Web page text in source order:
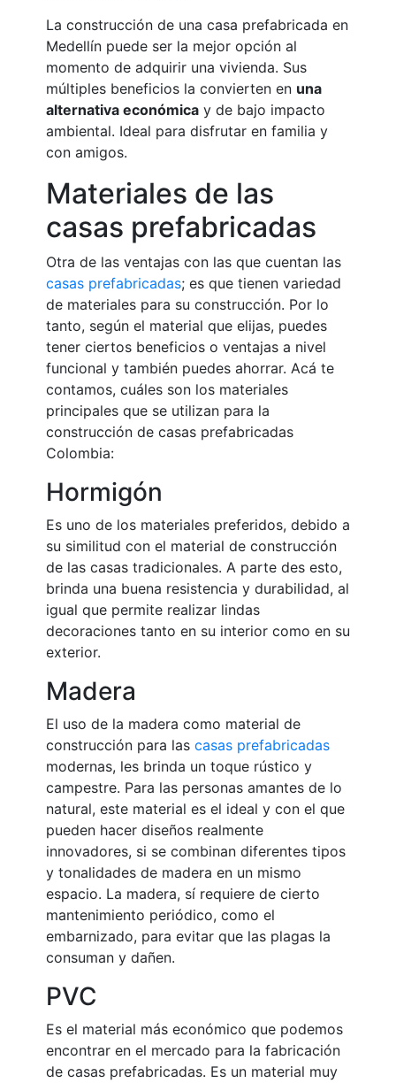
La construcción de una casa prefabricada en
Medellín puede ser la mejor opción al
momento de adquirir una vivienda. Sus
múltiples beneficios la convierten en una
alternativa económicay de bajo impacto
ambiental. Ideal para disfrutar en familia y
con amigos.
Materiales de las
casas prefabricadas
Otra de las ventajas con las que cuentan las
casas prefabricadas; es que tienen variedad
de materiales para su construcción. Por lo
tanto, según el material que elijas, puedes
tener ciertos beneficios o ventajas a nivel
funcional y también puedes ahorrar. Acá te
contamos, cuáles son los materiales
principales que se utilizan para la
construcción de casas prefabricadas
Colombia:
Hormigón
Es uno de los materiales preferidos, debido a
su similitud con el material de construcción
de las casas tradicionales. A parte des esto,
brinda una buena resistencia y durabilidad, al
igual que permite realizar lindas
decoraciones tanto en su interior como en su
exterior.
Madera
El uso de la madera como material de
construcción para las casas prefabricadas
modernas, les brinda un toque rústico y
campestre. Para las personas amantes de lo
natural, este material es el ideal y con el que
pueden hacer diseños realmente
innovadores, si se combinan diferentes tipos
y tonalidades de madera en un mismo
espacio. La madera, sí requiere de cierto
mantenimiento periódico, como el
embarnizado, para evitar que las plagas la
consuman y dañen.
PVC
Es el material más económico que podemos
encontrar en el mercado para la fabricación
de casas prefabricadas. Es un material muy